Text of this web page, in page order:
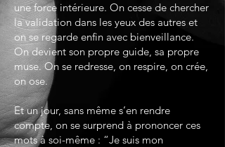
une force intérieure. On cesse de chercher
la validation dans les yeux des autres et
on se regarde enfin avec bienveillance.
On devient son propre guide, sa propre
muse. On se redresse, on respire, on crée,
on ose.
Et un jour, sans même s’en rendre
compte, on se surprend à prononcer ces
mots à soi-même : “Je suis mon